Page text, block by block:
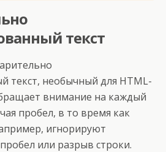
текст
текст, необычный для HTML-
внимание на каждый
пробел, в то время как
игнорируют
или разрыв строки.